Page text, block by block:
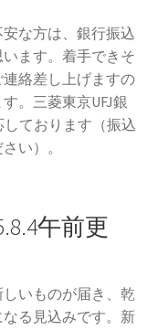
な方は、銀行振込
ます。着手できそ
絡差し上げますの
。三菱東京UFJ銀
ております（振込
い）。
午前更
いものが届き、乾
る見込みです。新